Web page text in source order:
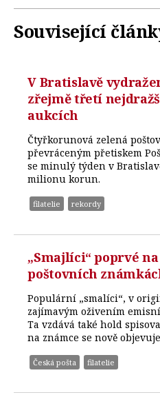
Související
V Bratislavě
zřejmě třetí
aukcích
Čtyřkorunová zelená
převráceným přetiskem
se minulý týden v
milionu korun.
filatelie rekordy
„Smajlíci“ poprvé
poštovních
Populární „smalíci“, v
zajímavým oživením
Ta vzdává také hold
na známce se nově
Česká pošta filatelie